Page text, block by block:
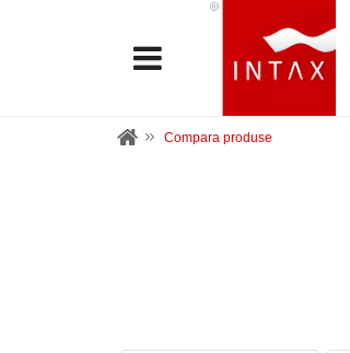
Compara produse